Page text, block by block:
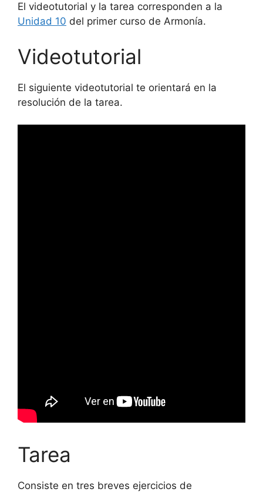
El videotutorial y la tarea corresponden a la
Unidad 10 del primer curso de Armonía.
Videotutorial
El siguiente videotutorial te orientará en la
resolución de la tarea.
Tarea
Consiste en tres breves ejercicios de